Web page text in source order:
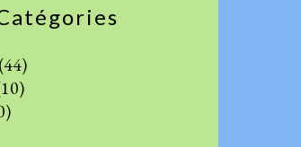
(44)